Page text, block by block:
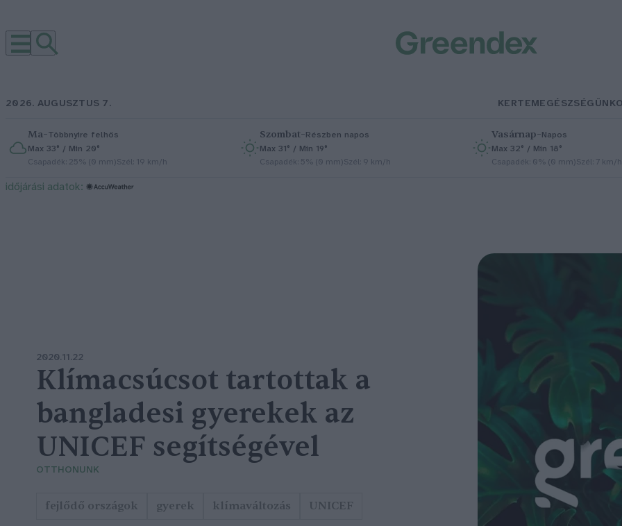
2026. AUGUSZTUS 7. KERTEMEGÉSZSÉGÜNK
Ma–Többnyire felhős
Max 33° / Min 20°
Csapadék: 25% (0 mm)Szél: 19 km/h
Szombat–Részben napos
Max 31° / Min 19°
Csapadék: 5% (0 mm)Szél: 9 km/h
Vasárnap–Napos
Max 32° / Min 18°
Csapadék: 0% (0 mm)Szél: 7 km/h
időjárási adatok:
2020.11.22
Klímacsúcsot tartottak a
bangladesi gyerekek az
UNICEF segítségével
OTTHONUNK
fejlődő országok gyerek klímaváltozás UNICEF